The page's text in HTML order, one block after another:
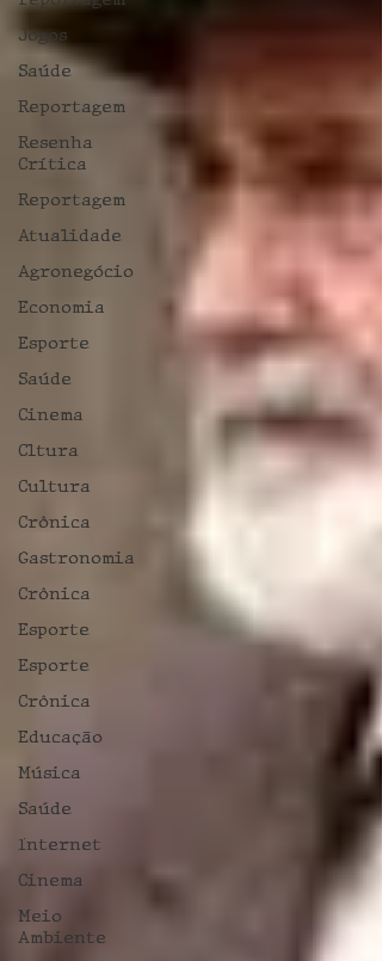
Jogos
Saúde
Reportagem
Resenha
Crítica
Reportagem
Atualidade
Agronegócio
Economia
Esporte
Saúde
Cinema
Cltura
Cultura
Crônica
Gastronomia
Crônica
Esporte
Esporte
Crônica
Educação
Música
Saúde
Internet
Cinema
Meio
Ambiente